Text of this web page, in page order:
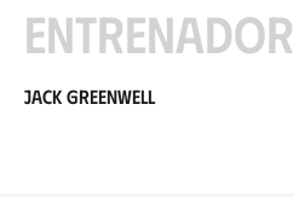
Entrenador
Jack Greenwell